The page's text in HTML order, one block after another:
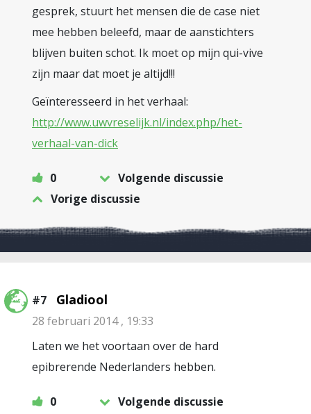
gesprek, stuurt het mensen die de case niet
mee hebben beleefd, maar de aanstichters
blijven buiten schot. Ik moet op mijn qui-vive
zijn maar dat moet je altijd!!!
Geïnteresseerd in het verhaal:
http://www.uwvreselijk.nl/index.php/het-
verhaal-van-dick
0
Volgende discussie
Vorige discussie
#7 Gladiool
28 februari 2014 , 19:33
Laten we het voortaan over de hard
epibrerende Nederlanders hebben.
0
Volgende discussie